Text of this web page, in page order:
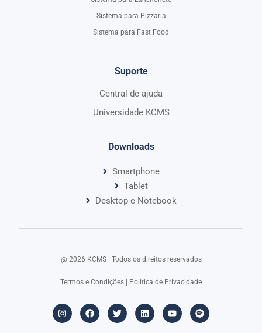
Sistema para Pizzaria
Sistema para Fast Food
Suporte
Central de ajuda
Universidade KCMS
Downloads
Smartphone
Tablet
Desktop e Notebook
@ 2026 KCMS | Todos os direitos reservados​
Termos e Condições Política de Privacidade